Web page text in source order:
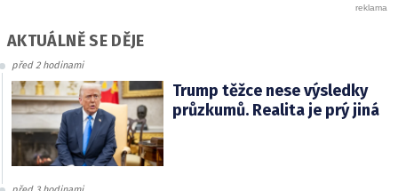
AKTUÁLNĚ SE DĚJE
před 2 hodinami
Trump těžce nese výsledky
průzkumů. Realita je prý jiná